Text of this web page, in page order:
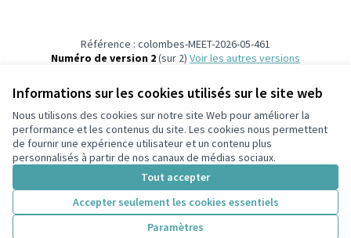
Informations sur les cookies utilisés sur le site web
Nous utilisons des cookies sur notre site Web pour améliorer la
performance et les contenus du site. Les cookies nous permettent
de fournir une expérience utilisateur et un contenu plus
personnalisés à partir de nos canaux de médias sociaux.
Tout accepter
Accepter seulement les cookies essentiels
Paramètres
Référence : colombes-MEET-2026-05-461
Numéro de version 2(sur 2)
voir les autres versions
Conditions d'utilisation
Paramètres des cookies
participons.colombes.fr sur Facebook
(Lien externe)
Licence
(Lien